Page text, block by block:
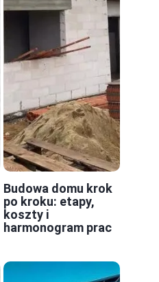
Budowa domu krok
po kroku: etapy,
koszty i
harmonogram prac